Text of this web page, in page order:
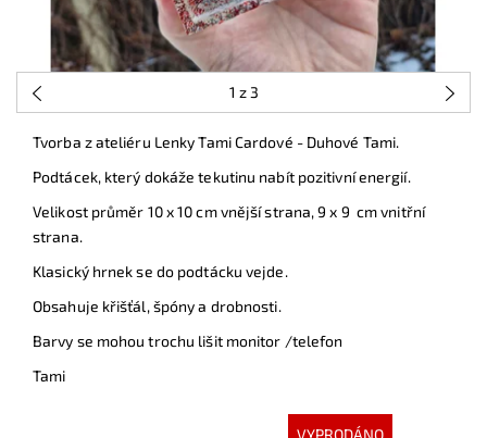
1 z 3
Tvorba z ateliéru Lenky Tami Cardové - Duhové Tami.
Podtácek, který dokáže tekutinu nabít pozitivní energií.
Velikost průměr 10 x 10 cm vnější strana, 9 x 9 cm vnitřní
strana.
Klasický hrnek se do podtácku vejde.
Obsahuje křišťál, špóny a drobnosti.
Barvy se mohou trochu lišit monitor /telefon
Tami
VYPRODÁNO